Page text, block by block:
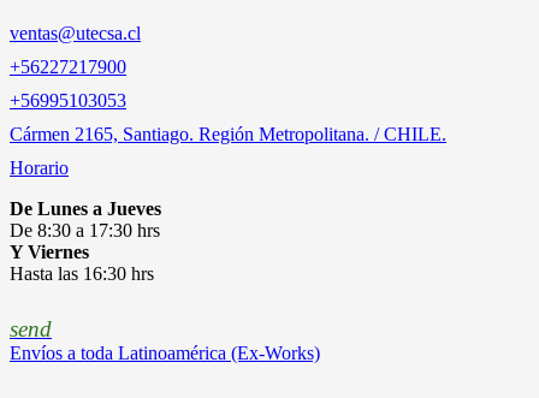
ventas@utecsa.cl
+56227217900
‎+56995103053
Cármen 2165, Santiago. Región Metropolitana. / CHILE.
Horario
De Lunes a Jueves
De 8:30 a 17:30 hrs
Y Viernes
Hasta las 16:30 hrs
send
Envíos a toda Latinoamérica (Ex-Works)